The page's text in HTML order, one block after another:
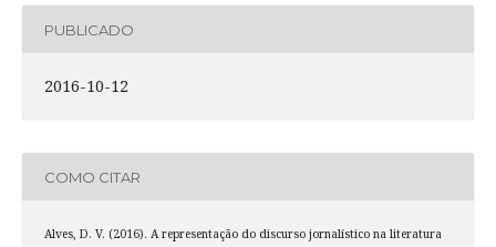
PUBLICADO
2016-10-12
COMO CITAR
Alves, D. V. (2016). A representação do discurso jornalístico na literatura